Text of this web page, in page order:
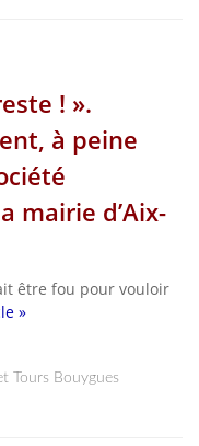
! ».
à peine
mairie d’Aix-
être fou pour vouloir
»
Tours Bouygues